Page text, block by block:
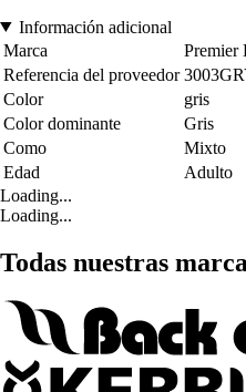
Información adicional
Marca
Premier
Referencia del proveedor
Color
gris
Color dominante
Gris
Como
Mixto
Edad
Adulto
Loading...
Loading...
Todas nuestras